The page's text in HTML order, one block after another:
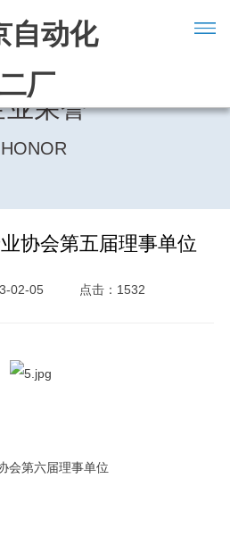
业荣誉
HONOR
协会第五届理事单位
02-05 点击：1532
会第六届理事单位